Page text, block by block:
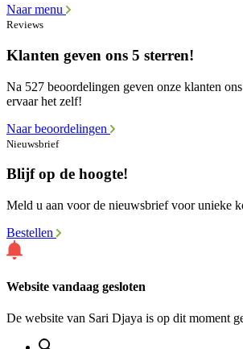
Naar menu
Reviews
Klanten geven ons 5 sterren!
Na 527 beoordelingen geven onze klanten
ervaar het zelf!
Naar beoordelingen
Nieuwsbrief
Blijf op de hoogte!
Meld u aan voor de nieuwsbrief voor unieke
Bestellen
Website vandaag gesloten
De website van Sari Djaya is op dit moment